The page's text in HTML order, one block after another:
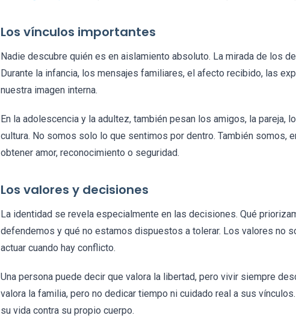
Los vínculos importantes
Nadie descubre quién es en aislamiento absoluto. La mirada de los
Durante la infancia, los mensajes familiares, el afecto recibido, las
nuestra imagen interna.
En la adolescencia y la adultez, también pesan los amigos, la pareja,
cultura. No somos solo lo que sentimos por dentro. También somos,
obtener amor, reconocimiento o seguridad.
Los valores y decisiones
La identidad se revela especialmente en las decisiones. Qué
defendemos y qué no estamos dispuestos a tolerar. Los valores no
actuar cuando hay conflicto.
Una persona puede decir que valora la libertad, pero vivir siempre
valora la familia, pero no dedicar tiempo ni cuidado real a sus
su vida contra su propio cuerpo.